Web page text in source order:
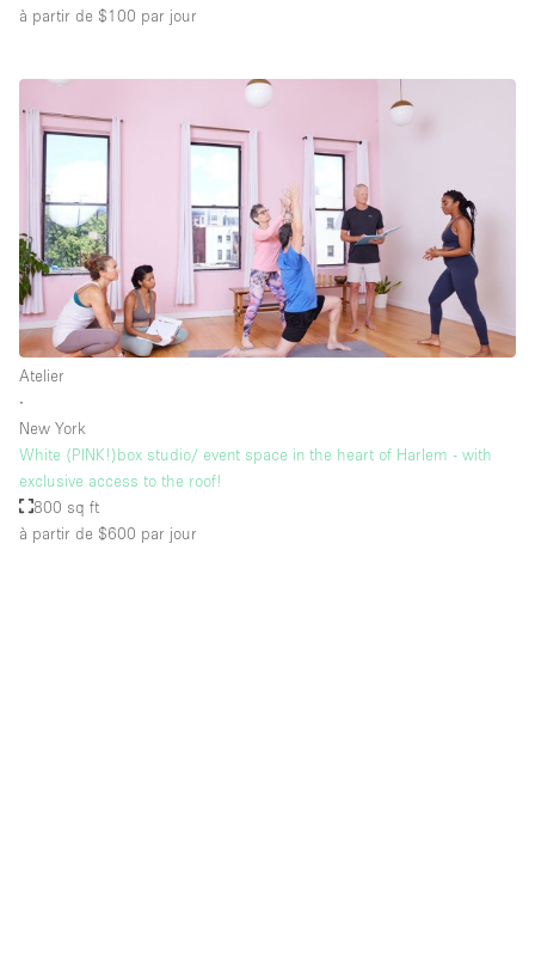
à partir de $100 par jour
Atelier
∙
New York
White (PINK!)box studio/ event space in the heart of Harlem - with
exclusive access to the roof!
800 sq ft
à partir de $600 par jour